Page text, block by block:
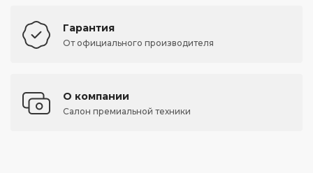
Гарантия
От официального производителя
О компании
Салон премиальной техники